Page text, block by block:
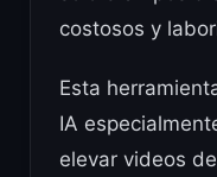
costosos y
Esta
IA
elevar videos